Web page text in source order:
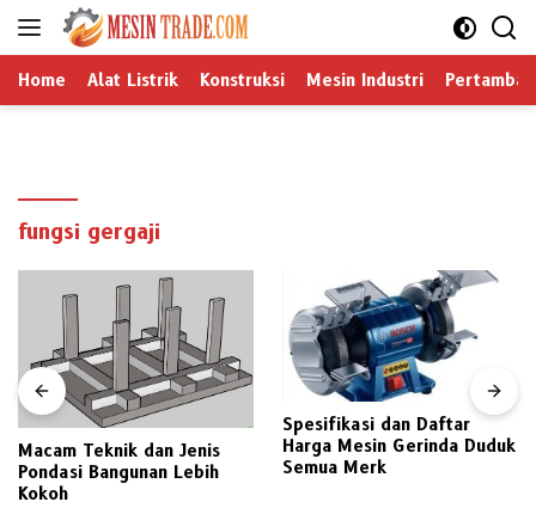
Langsung
Home Alat Listrik Konstruksi Mesin Industri
fungsi gergaji
Macam Teknik dan Jenis
Pondasi Bangunan Lebih
Kokoh
Spesifikasi dan Daftar
Harga Mesin Gerinda Duduk
Semua Merk